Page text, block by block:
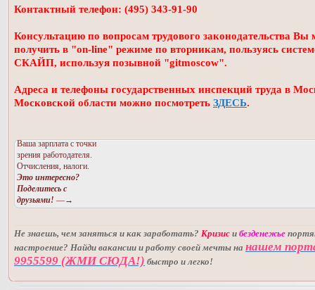
Контактный телефон: (495) 343-91-90
Консультацию по вопросам трудового законодательства Вы
получить в "on-line" режиме по вторникам, пользуясь
СКАЙП, используя позывной "gitmoscow".
Адреса и телефоны государственных инспекций труда в
Московской области можно посмотреть ЗДЕСЬ.
Ваша зарплата с точки
зрения работодателя.
Отчисления, налоги.
Это интересно?
Поделитесь с
друзьями! —→
Не знаешь, чем заняться и как заработать? Кризис и безденежье
настроение? Найди вакансии и работу своей мечты на нашем
9955599 (ЖМИ СЮДА!) быстро и легко!